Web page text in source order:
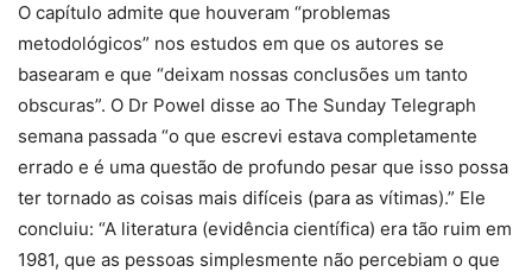
O capítulo admite que houveram “problemas
metodológicos” nos estudos em que os autores se
basearam e que “deixam nossas conclusões um tanto
obscuras”. O Dr Powel disse ao The Sunday Telegraph
semana passada “o que escrevi estava completamente
errado e é uma questão de profundo pesar que isso possa
ter tornado as coisas mais difíceis (para as vítimas).” Ele
concluiu: “A literatura (evidência científica) era tão ruim em
1981, que as pessoas simplesmente não percebiam o que